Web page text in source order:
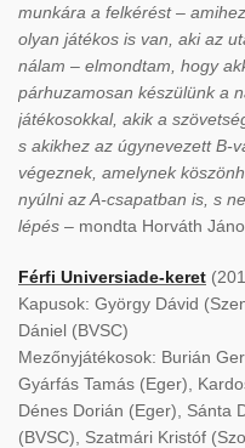
munkára a felkérést –
olyan játékos is van, aki az
nálam – elmondtam, hogy
párhuzamosan készülünk a
játékosokkal, akik a
s akikhez az úgynevezett B-
végeznek, amelynek
nyúlni az A-csapatban is, s
lépés – mondta Horváth
Férfi Universiade-keret
Kapusok: György Dávid
Dániel (BVSC)
Mezőnyjátékosok: Burián
Gyárfás Tamás (Eger),
Dénes Dorián (Eger), Sánta
(BVSC), Szatmári Kristóf